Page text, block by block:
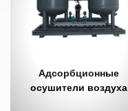
Адсорбционные
осушители воздуха